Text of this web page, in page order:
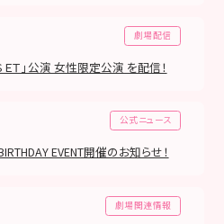
劇場配信
ＥＴ」公演 女性限定公演 を配信！
公式ニュース
EVENT開催のお知らせ！
劇場関連情報